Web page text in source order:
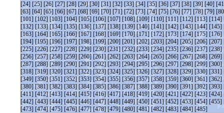
[24] [25] [26] [27] [28] [29] [30] [31] [32] [33] [34] [35] [36] [37] [38] [39] [40]
[63] [64] [65] [66] [67] [68] [69] [70] [71] [72] [73] [74] [75] [76] [77] [78] [79]
[101] [102] [103] [104] [105] [106] [107] [108] [109] [110] [111] [112] [113] [114]
[132] [133] [134] [135] [136] [137] [138] [139] [140] [141] [142] [143] [144] [145]
[163] [164] [165] [166] [167] [168] [169] [170] [171] [172] [173] [174] [175] [176]
[194] [195] [196] [197] [198] [199] [200] [201] [202] [203] [204] [205] [206] [207]
[225] [226] [227] [228] [229] [230] [231] [232] [233] [234] [235] [236] [237] [238]
[256] [257] [258] [259] [260] [261] [262] [263] [264] [265] [266] [267] [268] [269]
[287] [288] [289] [290] [291] [292] [293] [294] [295] [296] [297] [298] [299] [300]
[318] [319] [320] [321] [322] [323] [324] [325] [326] [327] [328] [329] [330] [331]
[349] [350] [351] [352] [353] [354] [355] [356] [357] [358] [359] [360] [361] [362]
[380] [381] [382] [383] [384] [385] [386] [387] [388] [389] [390] [391] [392] [393]
[411] [412] [413] [414] [415] [416] [417] [418] [419] [420] [421] [422] [423] [424]
[442] [443] [444] [445] [446] [447] [448] [449] [450] [451] [452] [453] [454] [455]
[473] [474] [475] [476] [477] [478] [479] [480] [481] [482] [483] [484] [485]